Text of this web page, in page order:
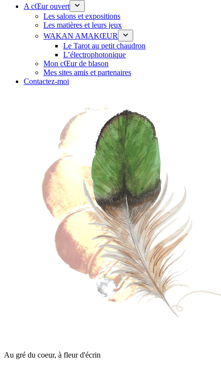
A cŒur ouvert
Les salons et expositions
Les matières et leurs jeux
WAKAN AMAKŒUR
Le Tarot au petit chaudron
L’électrophotonique
Mon cŒur de blason
Mes sites amis et partenaires
Contactez-moi
Au gré du coeur, à fleur d'écrin